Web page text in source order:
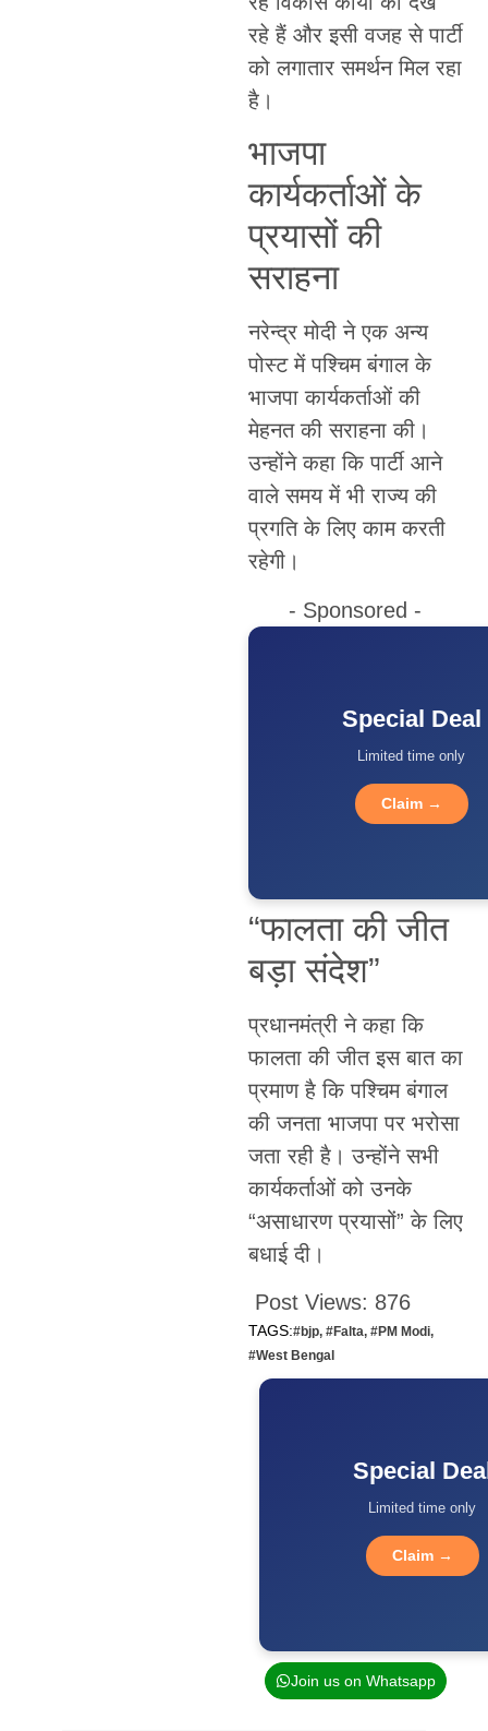
रहे हैं और इसी वजह से पार्टी
को लगातार समर्थन मिल रहा
है।
भाजपा
कार्यकर्ताओं के
प्रयासों की
सराहना
नरेन्द्र मोदी ने एक अन्य
पोस्ट में पश्चिम बंगाल के
भाजपा कार्यकर्ताओं की
मेहनत की सराहना की।
उन्होंने कहा कि पार्टी आने
वाले समय में भी राज्य की
प्रगति के लिए काम करती
रहेगी।
- Sponsored -
Special Deal
Limited time only
Claim →
“फालता की जीत
बड़ा संदेश”
प्रधानमंत्री ने कहा कि
फालता की जीत इस बात का
प्रमाण है कि पश्चिम बंगाल
की जनता भाजपा पर भरोसा
जता रही है। उन्होंने सभी
कार्यकर्ताओं को उनके
“असाधारण प्रयासों” के लिए
बधाई दी।
Post Views: 876
TAGS:#bjp, #Falta, #PM Modi,
#West Bengal
Special
Limited time only
Claim →
Join us on Whatsapp